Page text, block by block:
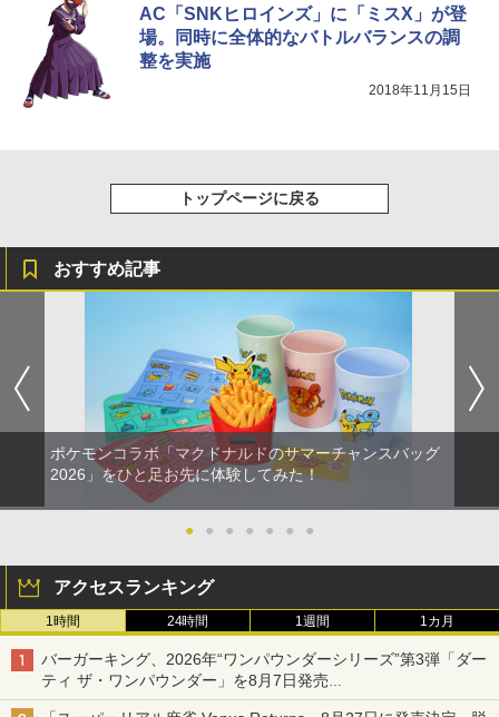
AC「SNKヒロインズ」に「ミスX」が登
場。同時に全体的なバトルバランスの調
整を実施
2018年11月15日
トップページに戻る
おすすめ記事
ポケモンコラボ「マクドナルドのサマーチャンスバッグ
2026」をひと足お先に体験してみた！
● ● ● ● ● ● ●
アクセスランキング
1時間 24時間 1週間 1カ月
バーガーキング、2026年“ワンパウンダーシリーズ”第3弾「ダー
ティ ザ・ワンパウンダー」を8月7日発売
「特製ガーリックマヨソース」を使用した超大型チーズバーガー